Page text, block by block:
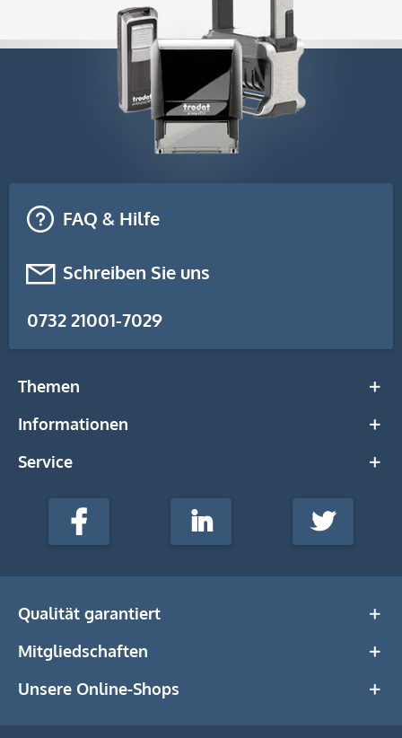
FAQ & Hilfe
Schreiben Sie uns
0732 21001-7029
Themen
Informationen
Service
stempel-
Media
Facebook LinkedIn Twitter
Qualität garantiert
Mitgliedschaften
Unsere Online-Shops